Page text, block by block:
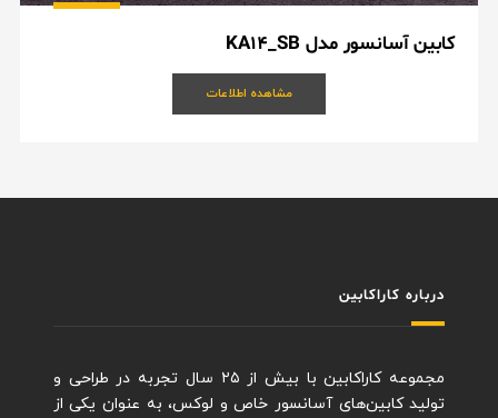
کابین آسانسور مدل KA14_SB
مشاهده اطلاعات
درباره کاراکابین
مجموعه کاراکابین با بیش از ۲۵ سال تجربه در طراحی و
تولید کابین‌های آسانسور خاص و لوکس، به عنوان یکی از